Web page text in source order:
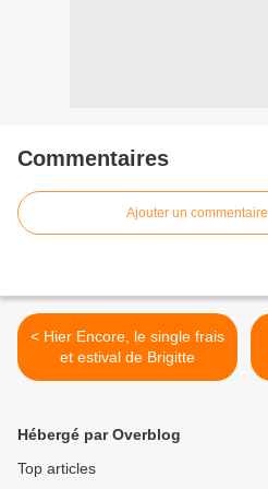
Commentaires
Ajouter un commentaire
< Hier Encore, le single frais
et estival de Brigitte
Hébergé par Overblog
Top articles